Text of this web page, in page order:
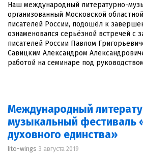
Наш международный литературно-
организованный Московской
писателей России, подошёл к
ознаменовался серьёзной встречей с
писателей России Павлом
Савицким Александром
работой на семинаре под
Международный
музыкальный фестиваль
духовного единства»
lito-wings 3 августа 2019